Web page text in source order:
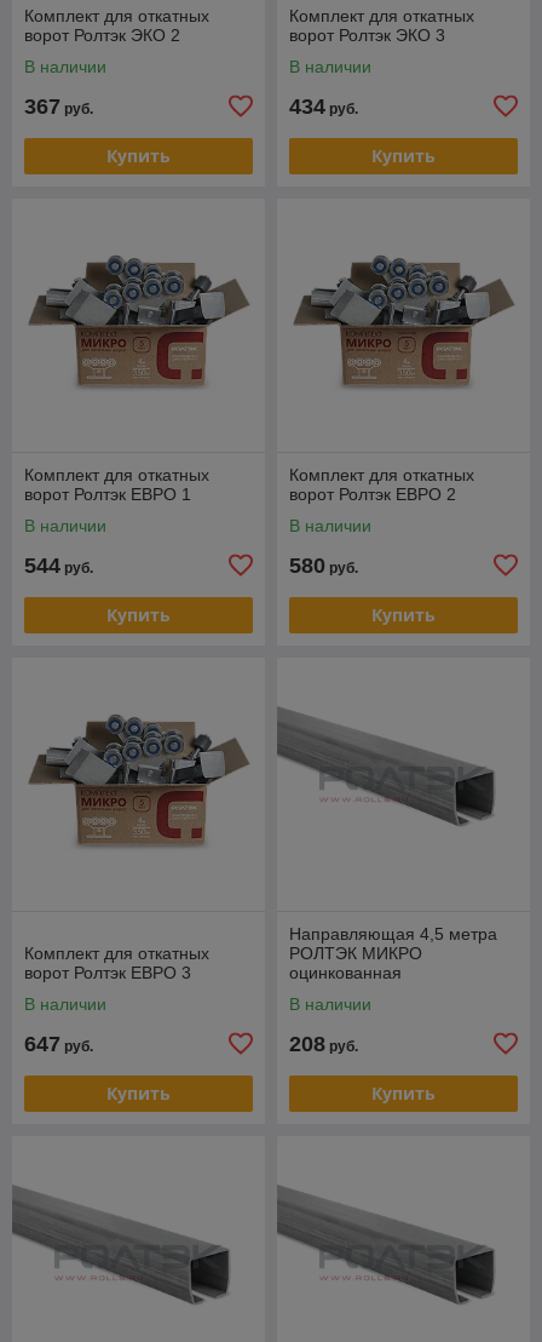
Комплект для откатных
ворот Ролтэк ЭКО 2
В наличии
367 руб.
Купить
Комплект для откатных
ворот Ролтэк ЭКО 3
В наличии
434 руб.
Купить
Комплект для откатных
ворот Ролтэк ЕВРО 1
В наличии
544 руб.
Купить
Комплект для откатных
ворот Ролтэк ЕВРО 2
В наличии
580 руб.
Купить
Комплект для откатных
ворот Ролтэк ЕВРО 3
В наличии
647 руб.
Купить
Направляющая 4,5 метра
РОЛТЭК МИКРО
оцинкованная
В наличии
208 руб.
Купить